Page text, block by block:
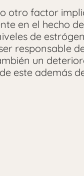
otro factor
en el hecho
de
responsable
un
este además